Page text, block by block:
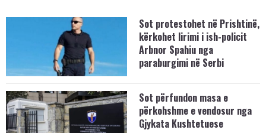
Sot protestohet në Prishtinë,
kërkohet lirimi i ish-policit
Arbnor Spahiu nga
paraburgimi në Serbi
Sot përfundon masa e
përkohshme e vendosur nga
Gjykata Kushtetuese